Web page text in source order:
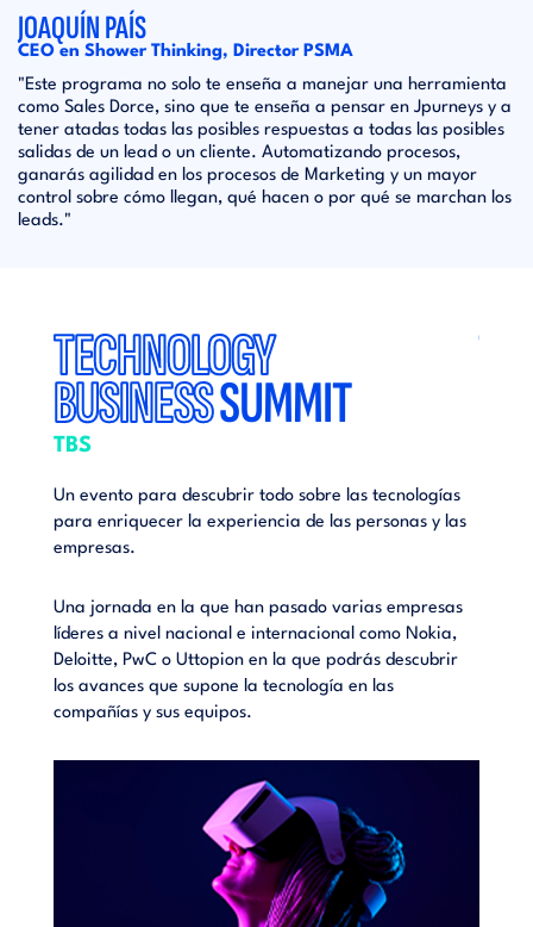
JOAQUÍN PAÍS
CEO en Shower Thinking, Director PSMA
"Este programa no solo te enseña a manejar una herramienta
como Sales Dorce, sino que te enseña a pensar en Jpurneys y a
tener atadas todas las posibles respuestas a todas las posibles
salidas de un lead o un cliente. Automatizando procesos,
ganarás agilidad en los procesos de Marketing y un mayor
control sobre cómo llegan, qué hacen o por qué se marchan los
leads."
TECHNOLOGY
BUSINESSSUMMIT
TBS
Un evento para descubrir todo sobre las tecnologías
para enriquecer la experiencia de las personas y las
empresas.
Una jornada en la que han pasado varias empresas
líderes a nivel nacional e internacional como Nokia,
Deloitte, PwC o Uttopion en la que podrás descubrir
los avances que supone la tecnología en las
compañías y sus equipos.